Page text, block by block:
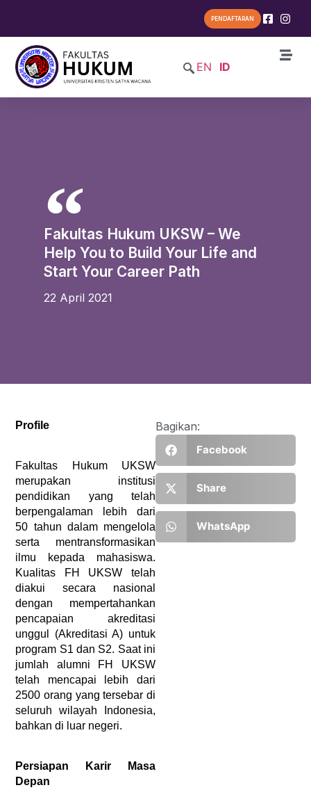
PENDAFTARAN
EN ID
Fakultas Hukum UKSW – We
Help You to Build Your Life and
Start Your Career Path
22 April 2021
Profile
Fakultas Hukum UKSW
merupakan institusi
pendidikan yang telah
berpengalaman lebih dari
50 tahun dalam mengelola
serta mentransformasikan
ilmu kepada mahasiswa.
Kualitas FH UKSW telah
diakui secara nasional
dengan mempertahankan
pencapaian akreditasi
unggul (Akreditasi A) untuk
program S1 dan S2. Saat ini
jumlah alumni FH UKSW
telah mencapai lebih dari
2500 orang yang tersebar di
seluruh wilayah Indonesia,
bahkan di luar negeri.
Persiapan Karir Masa
Depan
Bagikan:
Facebook
Share
WhatsApp